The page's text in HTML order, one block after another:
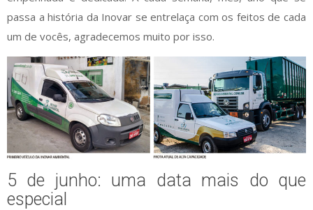
passa a história da Inovar se entrelaça com os feitos de cada
um de vocês, agradecemos muito por isso.
5 de junho: uma data mais do que
especial